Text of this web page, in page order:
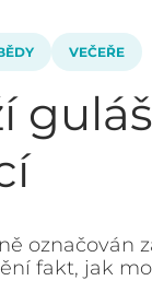
VEČEŘE
označován
fakt, jak